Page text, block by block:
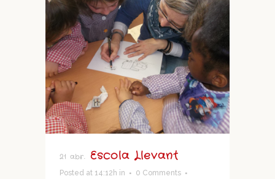
21 abr. Escola Llevant
Posted at 14:12h in 0 Comments